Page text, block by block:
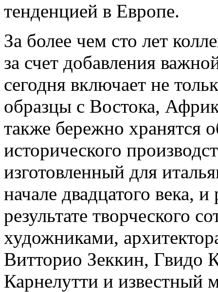
тенденцией в Европе.
За более чем сто лет
за счет добавления
сегодня включает не
образцы с Востока,
также бережно хранятся
исторического
изготовленный для
начале двадцатого века,
результате творческого
художниками,
Витторио Зеккин,
Карнелутти и известный